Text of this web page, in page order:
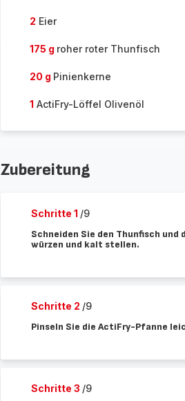
2 Eier
175 g roher roter Thunfisch
20 g Pinienkerne
1 ActiFry-Löffel Olivenöl
Zubereitung
Schritte 1 /9
Schneiden Sie den Thunfisch
würzen und kalt stellen.
Schritte 2 /9
Pinseln Sie die ActiFry-Pfanne
Schritte 3 /9